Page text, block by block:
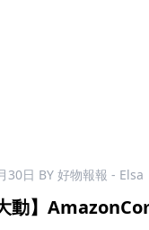
30日 BY 好物報報 - Elsa
大動】